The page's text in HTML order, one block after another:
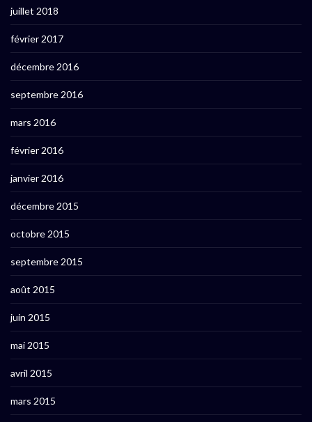
juillet 2018
février 2017
décembre 2016
septembre 2016
mars 2016
février 2016
janvier 2016
décembre 2015
octobre 2015
septembre 2015
août 2015
juin 2015
mai 2015
avril 2015
mars 2015